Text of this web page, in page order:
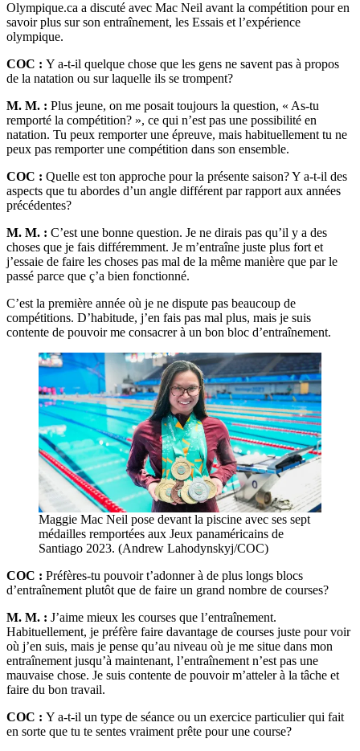
Olympique.ca a discuté avec Mac Neil avant la compétition pour en
savoir plus sur son entraînement, les Essais et l’expérience
olympique.
COC : Y a-t-il quelque chose que les gens ne savent pas à propos
de la natation ou sur laquelle ils se trompent?
M. M. : Plus jeune, on me posait toujours la question, « As-tu
remporté la compétition? », ce qui n’est pas une possibilité en
natation. Tu peux remporter une épreuve, mais habituellement tu ne
peux pas remporter une compétition dans son ensemble.
COC : Quelle est ton approche pour la présente saison? Y a-t-il des
aspects que tu abordes d’un angle différent par rapport aux années
précédentes?
M. M. : C’est une bonne question. Je ne dirais pas qu’il y a des
choses que je fais différemment. Je m’entraîne juste plus fort et
j’essaie de faire les choses pas mal de la même manière que par le
passé parce que ç’a bien fonctionné.
C’est la première année où je ne dispute pas beaucoup de
compétitions. D’habitude, j’en fais pas mal plus, mais je suis
contente de pouvoir me consacrer à un bon bloc d’entraînement.
Maggie Mac Neil pose devant la piscine avec ses sept
médailles remportées aux Jeux panaméricains de
Santiago 2023. (Andrew Lahodynskyj/COC)
COC : Préfères-tu pouvoir t’adonner à de plus longs blocs
d’entraînement plutôt que de faire un grand nombre de courses?
M. M. : J’aime mieux les courses que l’entraînement.
Habituellement, je préfère faire davantage de courses juste pour voir
où j’en suis, mais je pense qu’au niveau où je me situe dans mon
entraînement jusqu’à maintenant, l’entraînement n’est pas une
mauvaise chose. Je suis contente de pouvoir m’atteler à la tâche et
faire du bon travail.
COC : Y a-t-il un type de séance ou un exercice particulier qui fait
en sorte que tu te sentes vraiment prête pour une course?